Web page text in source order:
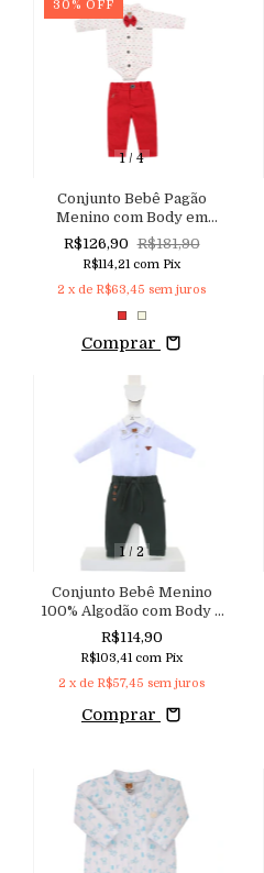
1/ 4
30 % OFF
Conjunto Bebê Pagão
Menino com Body em
Tricoline, Calça em Sarja
Linho e Gravata Borboleta
R$126,90 R$181,90
R$114,21 com Pix
2 x de R$63,45 sem juros
Comprar
1/ 2
Conjunto Bebê Menino
100% Algodão com Body e
Calça Aconchego
R$114,90
R$103,41 com Pix
2 x de R$57,45 sem juros
Comprar